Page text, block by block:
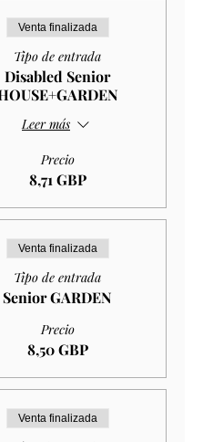
Venta finalizada
Tipo de entrada
Disabled Senior
Leer más
Precio
8,71 GBP
Venta finalizada
Tipo de entrada
Senior GARDEN
Precio
8,50 GBP
Venta finalizada